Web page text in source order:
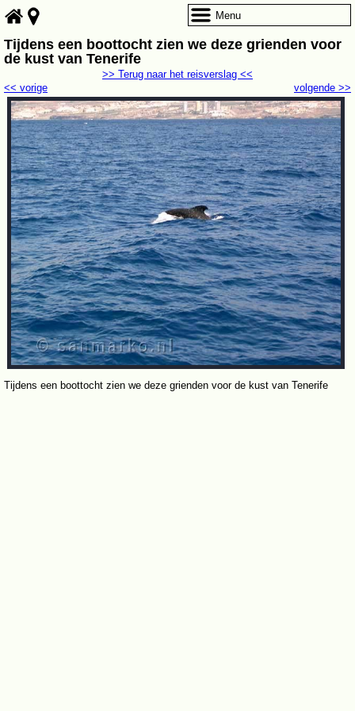
Tijdens een boottocht zien we deze grienden voor
de kust van Tenerife
volgende >>
<< vorige
>> Terug naar het reisverslag <<
Tijdens een boottocht zien we deze grienden voor de kust van Tenerife
Menu